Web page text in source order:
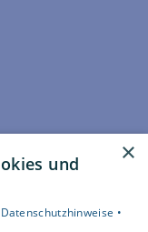
×
und
Datenschutzhinweise •